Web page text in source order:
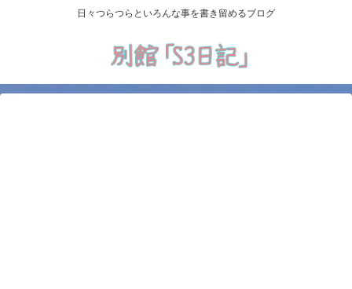
日々つらつらといろんな事を書き留めるブログ